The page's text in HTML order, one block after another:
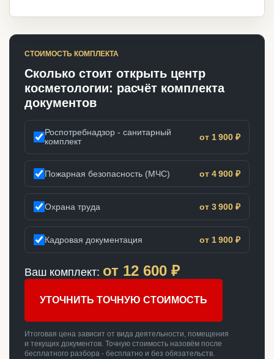
СТОИМОСТЬ КОМПЛЕКТА
Сколько стоит открыть центр
косметологии: расчёт комплекта
документов
Роспотребнадзор - санитарный
комплект
от 1 900 ₽
Пожарная безопасность (МЧС) от 4 900 ₽
Охрана труда от 3 900 ₽
Кадровая документация от 1 900 ₽
Ваш комплект: от 12 600 ₽
УТОЧНИТЬ ТОЧНУЮ СТОИМОСТЬ
Итоговая цена зависит от вида деятельности, помещения
и текущих документов. Точную стоимость назовём после
бесплатного разбора - бесплатно и без обязательств.